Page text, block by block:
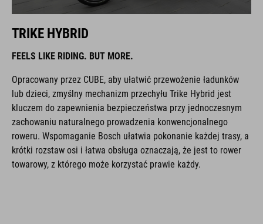
TRIKE HYBRID
FEELS LIKE RIDING. BUT MORE.
Opracowany przez CUBE, aby ułatwić przewożenie ładunków
lub dzieci, zmyślny mechanizm przechyłu Trike Hybrid jest
kluczem do zapewnienia bezpieczeństwa przy jednoczesnym
zachowaniu naturalnego prowadzenia konwencjonalnego
roweru. Wspomaganie Bosch ułatwia pokonanie każdej trasy, a
krótki rozstaw osi i łatwa obsługa oznaczają, że jest to rower
towarowy, z którego może korzystać prawie każdy.